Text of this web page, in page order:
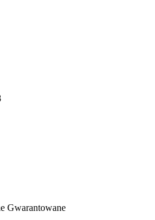
Gwarantowane